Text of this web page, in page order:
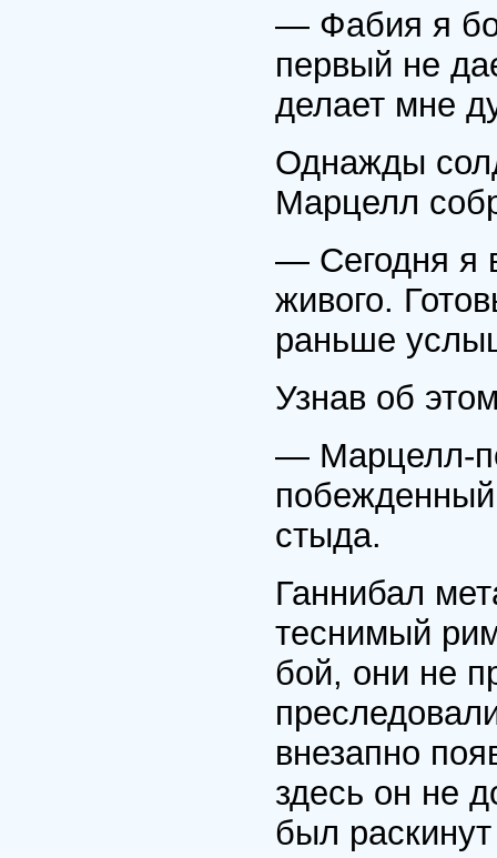
— Фабия я
первый не
делает мне
Однажды
Марцелл
— Сегодня я
живого.
раньше
Узнав об
— Марцелл-
стыда.
Ганнибал
теснимый
бой, они не
внезапно
здесь он не
был